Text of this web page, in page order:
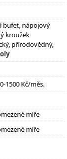
bufet, nápojový
kroužek
přírodovědný,
1500 Kč/měs.
míře
míře